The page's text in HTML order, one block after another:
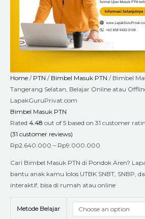
Home / PTN / Bimbel Masuk PTN / Bimbel
Tangerang Selatan, Belajar Online atau
LapakGuruPrivat.com
Bimbel Masuk PTN
Rated 4.48 out of 5 based on 31 customer
(31 customer reviews)
Rp2.640.000 – Rp9.000.000
Cari Bimbel Masuk PTN di Pondok Aren?
bantu anak kamu lolos UTBK SNBT, SNBP,
interaktif, bisa di rumah atau online
Metode Belajar
Semua
Bisa
LapakGuruPrivat.com